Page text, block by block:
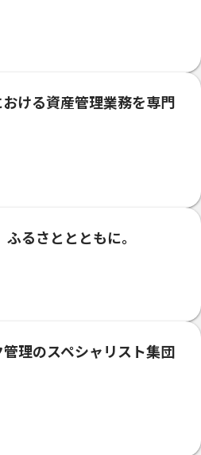
ける資産管理業務を専門
るさととともに。
理のスペシャリスト集団